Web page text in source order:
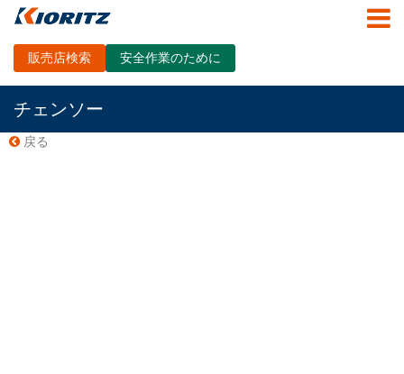
販売店検索 安全作業のために
チェンソー
戻る